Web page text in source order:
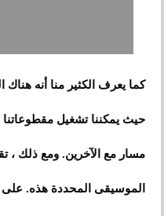
كما يعرف الكثير منا أنه
حيث يمكننا تشغيل
مسار مع الآخرين. ومع ذلك ،
الموسيقى المحددة هذه.